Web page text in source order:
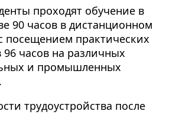
проходят обучение в
90 часов в дистанционном
посещением практических
96 часов на различных
и промышленных
трудоустройства после